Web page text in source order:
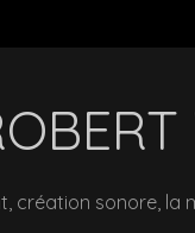
création sonore, la